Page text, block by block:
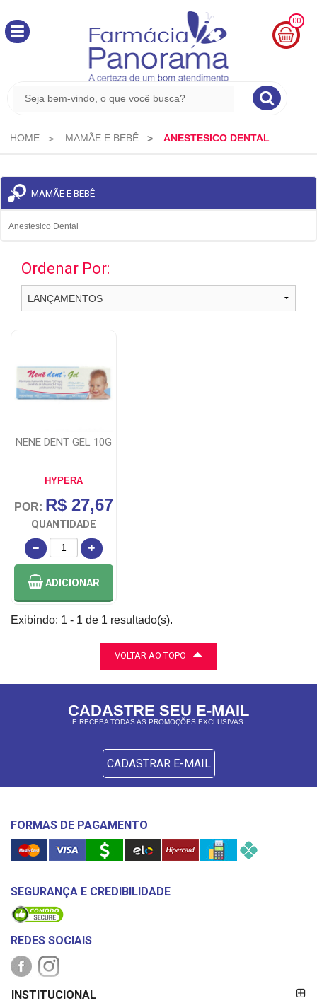
00
0,00
HOME MAMÃE E BEBÊ ANESTESICO DENTAL
MAMÃE E BEBÊ
Anestesico Dental
Ordenar Por:
NENE DENT GEL 10G
HYPERA
POR: R$ 27,67
QUANTIDADE
ADICIONAR
Exibindo: 1 - 1 de 1 resultado(s).
VOLTAR AO TOPO
CADASTRE SEU E-MAIL
E RECEBA TODAS AS PROMOÇÕES EXCLUSIVAS.
CADASTRAR E-MAIL
FORMAS DE PAGAMENTO
SEGURANÇA E CREDIBILIDADE
REDES SOCIAIS
INSTITUCIONAL